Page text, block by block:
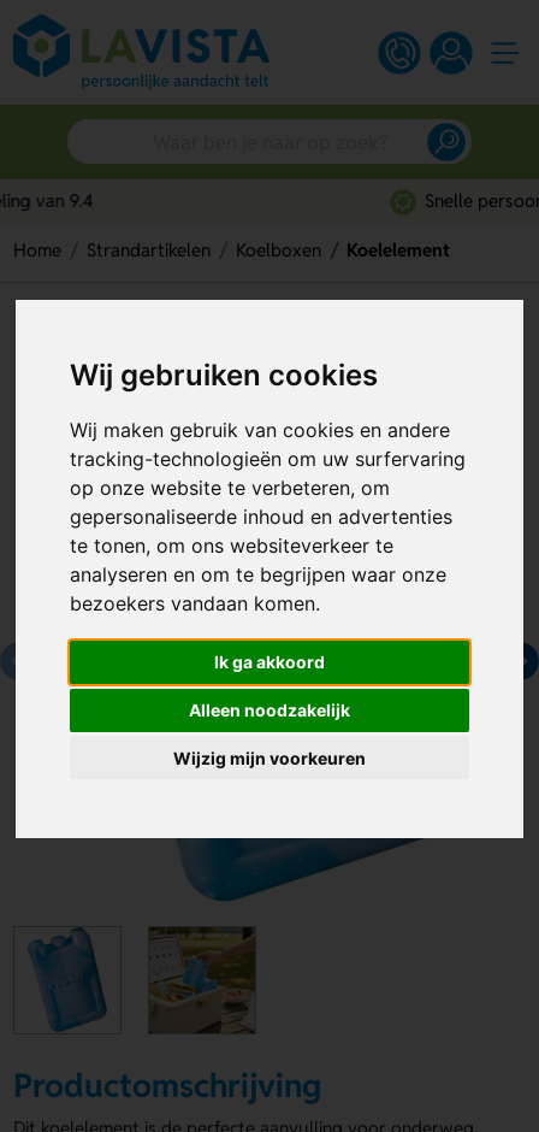
Wij gebruiken cookies
Wij maken gebruik van cookies en andere
tracking-technologieën om uw surfervaring
op onze website te verbeteren, om
gepersonaliseerde inhoud en advertenties
te tonen, om ons websiteverkeer te
analyseren en om te begrijpen waar onze
bezoekers vandaan komen.
Ik ga akkoord
Alleen noodzakelijk
Wijzig mijn voorkeuren
Snelle persoonlijke service
Home Strandartikelen Koelboxen Koelelement
Artikelnummer:113649
Productomschrijving